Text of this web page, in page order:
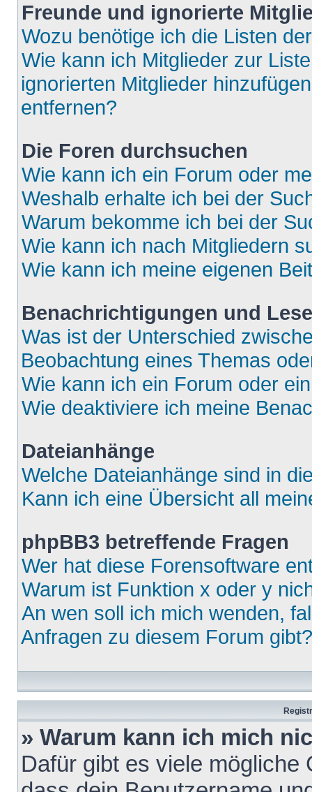
Freunde und ignorierte
Wozu benötige ich die Listen
Wie kann ich Mitglieder zur
ignorierten Mitglieder
entfernen?
Die Foren durchsuchen
Wie kann ich ein Forum oder
Weshalb erhalte ich bei der
Warum bekomme ich bei der
Wie kann ich nach Mitgliedern
Wie kann ich meine eigenen
Benachrichtigungen und
Was ist der Unterschied
Beobachtung eines Themas
Wie kann ich ein Forum oder
Wie deaktiviere ich meine
Dateianhänge
Welche Dateianhänge sind in
Kann ich eine Übersicht all
phpBB3 betreffende Fragen
Wer hat diese Forensoftware
Warum ist Funktion x oder y
An wen soll ich mich wenden,
Anfragen zu diesem Forum gibt?
» Warum kann ich mich
Dafür gibt es viele